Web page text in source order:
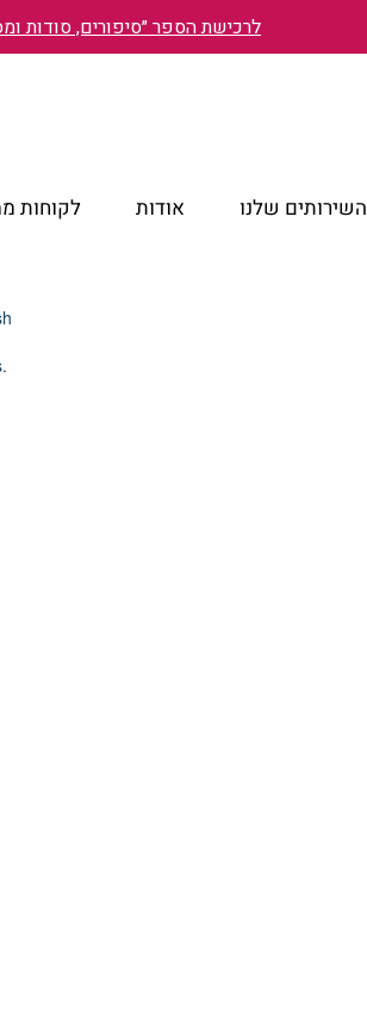
לרכישת הספר ״סיפורים, סודות
השירותים שלנו אודות לקוחות